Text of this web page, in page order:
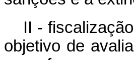
II -
objetivo de